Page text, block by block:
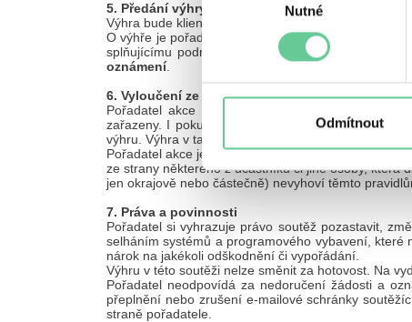
souhlasu
Nutné
Odmítnout
5. Předání výhry
Výhra bude klientovi předána buďto elektronicky či
O výhře je pořadatel povinen informovat 3x
splňujícímu podmínky akce uvedené v odstavci
oznámení.
6. Vyloučení ze soutěže
Pořadatel akce si vyhrazuje právo konečného
zařazeny. I pokud taková osoba splní některé
výhru. Výhra v takovém případě propadá
Pořadatel akce je dále oprávněn rozhodnout o
ze strany některého z účastníků či jiné osoby, která
jen okrajově nebo částečně) nevyhoví těmto
7. Práva a povinnosti
Pořadatel si vyhrazuje právo soutěž pozastavit,
selháním systémů a programového vybavení,
nárok na jakékoli odškodnění či vypořádání.
Výhru v této soutěži nelze směnit za hotovost. Na
Pořadatel neodpovídá za nedoručení žádosti a
přeplnění nebo zrušení e-mailové schránky
straně pořadatele.